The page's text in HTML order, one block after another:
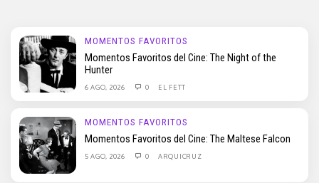
MOMENTOS FAVORITOS
Momentos Favoritos del Cine: The Night of the
Hunter
6 AGO, 2026 0 EL FETT
MOMENTOS FAVORITOS
Momentos Favoritos del Cine: The Maltese Falcon
5 AGO, 2026 0 ARQUICRUZ